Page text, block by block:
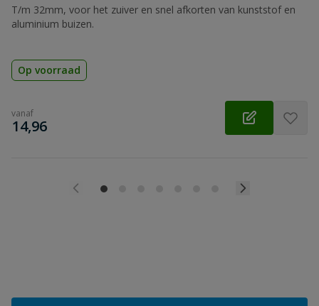
T/m 32mm, voor het zuiver en snel afkorten van kunststof en
aluminium buizen.
Op voorraad
vanaf
€
14,96